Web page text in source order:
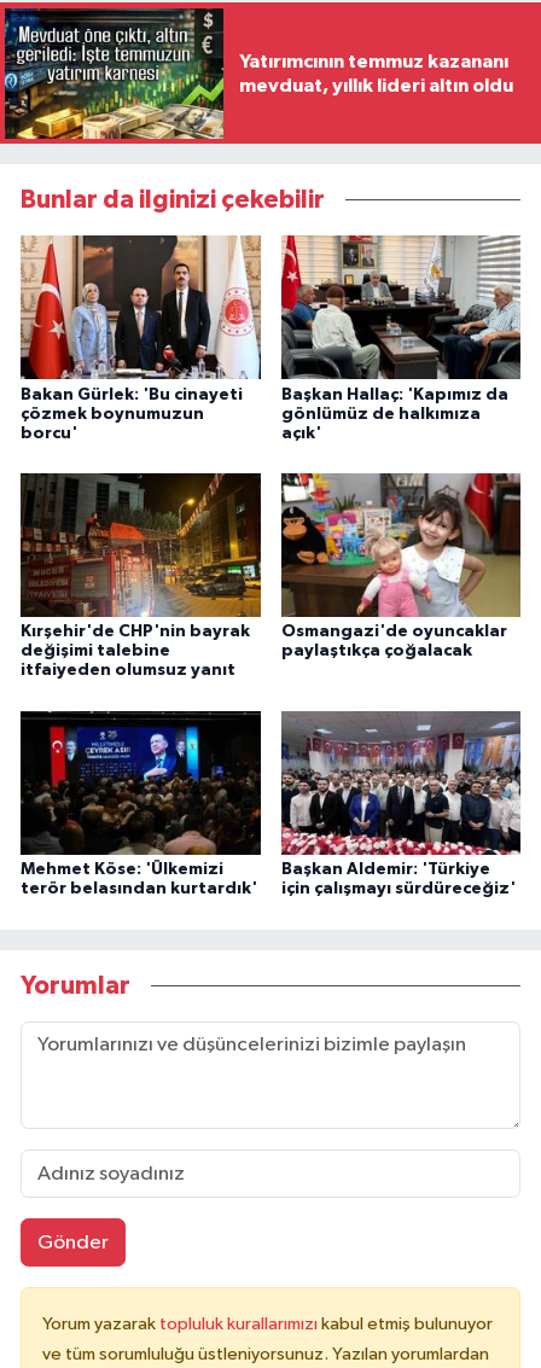
Yatırımcının temmuz kazananı
mevduat, yıllık lideri altın oldu
Bunlar da ilginizi çekebilir
Bakan Gürlek: 'Bu cinayeti
çözmek boynumuzun
borcu'
Başkan Hallaç: 'Kapımız da
gönlümüz de halkımıza
açık'
Kırşehir'de CHP'nin bayrak
değişimi talebine
itfaiyeden olumsuz yanıt
Osmangazi'de oyuncaklar
paylaştıkça çoğalacak
Mehmet Köse: 'Ülkemizi
terör belasından kurtardık'
Başkan Aldemir: 'Türkiye
için çalışmayı sürdüreceğiz'
Yorumlar
Gönder
Yorum yazarak topluluk kurallarımızı kabul etmiş bulunuyor
ve tüm sorumluluğu üstleniyorsunuz. Yazılan yorumlardan